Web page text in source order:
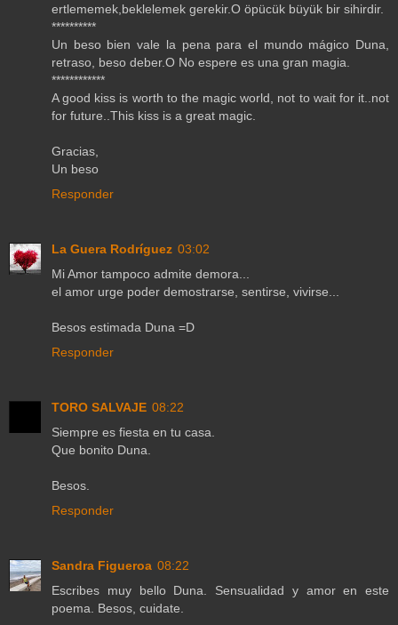
ertlememek,beklelemek gerekir.O öpücük büyük bir sihirdir.
**********
Un beso bien vale la pena para el mundo mágico Duna,
retraso, beso deber.O No espere es una gran magia.
************
A good kiss is worth to the magic world, not to wait for it..not
for future..This kiss is a great magic.
Gracias,
Un beso
Responder
La Guera Rodríguez 03:02
Mi Amor tampoco admite demora...
el amor urge poder demostrarse, sentirse, vivirse...
Besos estimada Duna =D
Responder
TORO SALVAJE 08:22
Siempre es fiesta en tu casa.
Que bonito Duna.
Besos.
Responder
Sandra Figueroa 08:22
Escribes muy bello Duna. Sensualidad y amor en este
poema. Besos, cuidate.